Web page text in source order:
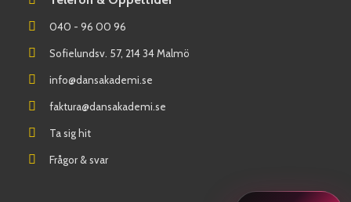
040 - 96 00 96
Sofielundsv. 57, 214 34 Malmö
info@dansakademi.se
faktura@dansakademi.se
Ta sig hit
Frågor & svar